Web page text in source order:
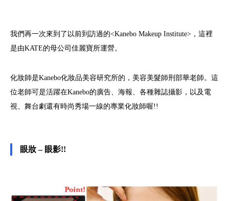
我們再一次來到了以前到訪過的<Kanebo Makeup Institute>，這裡
是由KATE的母公司佳麗寶所運營。
化妝師是Kanebo化妝品美容研究所的，美容美髮師刑部華老師。這
位老師可是活躍在Kanebo的廣告、海報、各種雜誌攝影，以及電
視、舞台劇還有時尚秀場一線的專業化妝師喔!!
眼妝 – 眼影!!